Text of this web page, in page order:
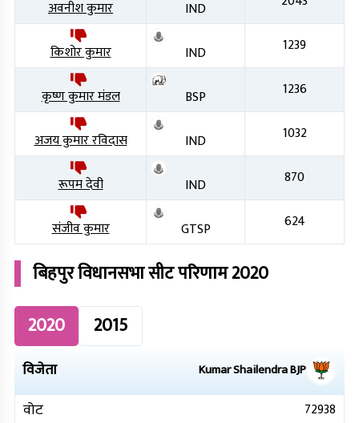
अवनीश कुमार IND
किशोर कुमार IND 1239
कृष्ण कुमार मंडल BSP 1236
अजय कुमार रविदास IND 1032
रूपम देवी IND 870
संजीव कुमार GTSP 624
बिहपुरविधानसभा सीट परिणाम2020
2020
2015
विजेता Kumar ShailendraBJP
वोट 72938